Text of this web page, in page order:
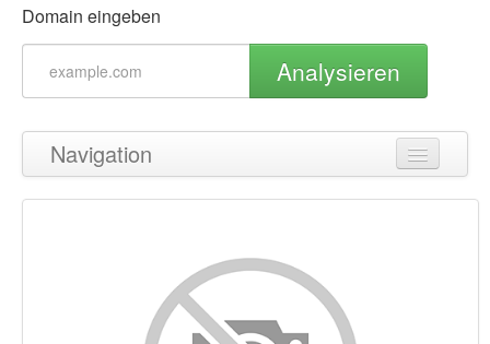
Domain eingeben
Analysieren
Navigation
Zurück zum Seitenanfang
Suchbegriffe